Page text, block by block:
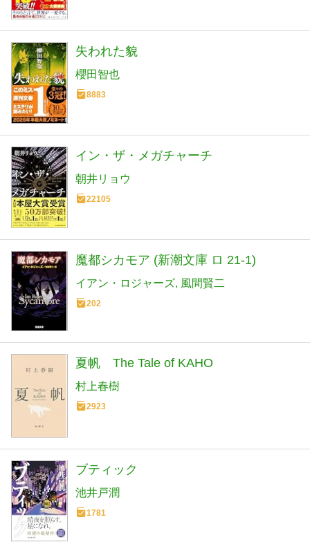
失われた貌
櫻田智也
8883
イン・ザ・メガチャーチ
朝井リョウ
22105
魔都シカモア (新潮文庫 ロ 21-1)
イアン・ロジャーズ 風間賢二
202
夏帆 The Tale of KAHO
村上春樹
2923
ブティック
池井戸潤
1781